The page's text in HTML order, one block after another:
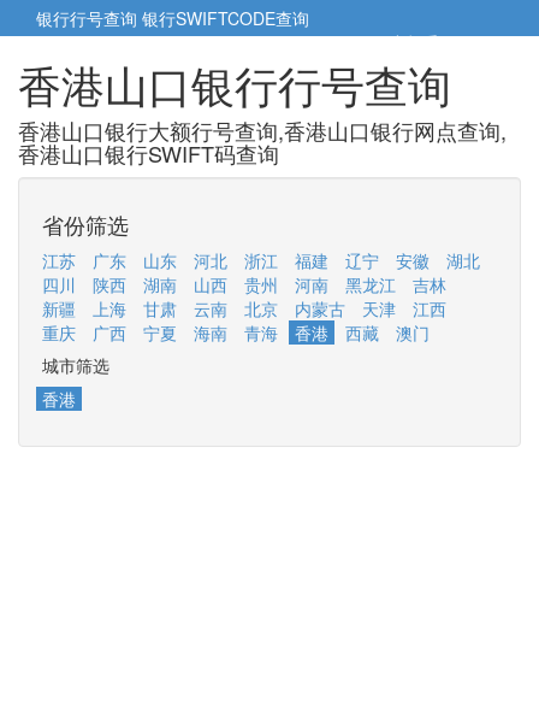
银行行号查询 银行SWIFTCODE查询
5cm小帮手5cm.cn
香港山口银行行号查询
香港山口银行大额行号查询,香港山口银行网点查询,
香港山口银行SWIFT码查询
省份筛选
江苏 广东 山东 河北 浙江 福建 辽宁 安徽
湖北
四川
陕西 湖南 山西 贵州 河南 黑龙江
吉林
新疆
上海 甘肃 云南 北京 内蒙古 天津
江西
重庆
广西 宁夏 海南 青海 香港 西藏
澳门
城市筛选
香港